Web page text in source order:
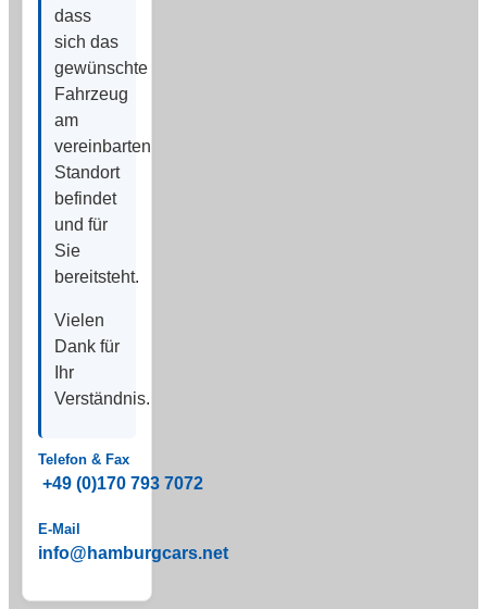
dass
sich das
gewünschte
Fahrzeug
am
vereinbarten
Standort
befindet
und für
Sie
bereitsteht.
Vielen
Dank für
Ihr
Verständnis.
Telefon & Fax
+49 (0)170 793 7072
E-Mail
info@hamburgcars.net